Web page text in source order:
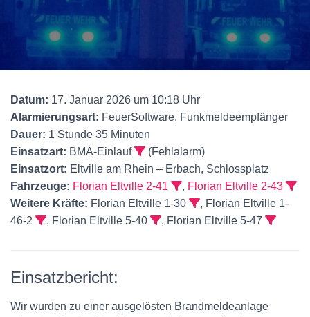
Datum: 17. Januar 2026 um 10:18 Uhr
Alarmierungsart: FeuerSoftware, Funkmeldeempfänger
Dauer: 1 Stunde 35 Minuten
Einsatzart: BMA-Einlauf
(Fehlalarm)
Einsatzort: Eltville am Rhein – Erbach, Schlossplatz
Fahrzeuge: Florian Eltville 2-41 , Florian Eltville 2-43
Weitere Kräfte: Florian Eltville 1-30
, Florian Eltville 1-
46-2
, Florian Eltville 5-40 , Florian Eltville 5-47
Einsatzbericht:
Wir wurden zu einer ausgelösten Brandmeldeanlage